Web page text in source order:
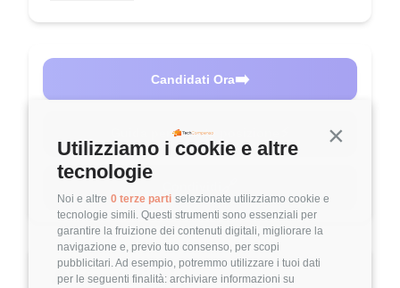
Continua
Utilizziamo i cookie e altre
tecnologie
Noi e altre 0 terze parti selezionate utilizziamo cookie e
tecnologie simili. Questi strumenti sono essenziali per
garantire la fruizione dei contenuti digitali, migliorare la
navigazione e, previo tuo consenso, per scopi
pubblicitari. Ad esempio, potremmo utilizzare i tuoi dati
per le seguenti finalità: archiviare informazioni su
software continuously pushes the innovation
leaders. Fuelling our vision are over 120
markets worldwide that have embraced our
doesn't stop here! Brilliant inventions take
shape from brilliant minds. We all believe our
product is extraordinary so we’re looking for
extraordinary people too. Step into the future
with ZURU Tech, where technology and
creativity intertwine to reshape the construction
Candidati Ora➡️
Guida per questa posizione
🔎Informazioni